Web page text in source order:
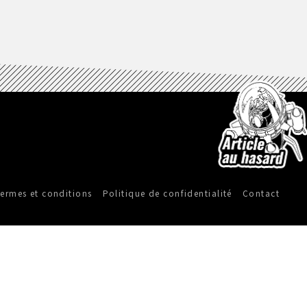
et conditions Politique de confidentialité Contact